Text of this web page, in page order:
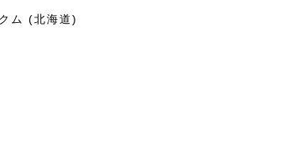
ム (北海道)